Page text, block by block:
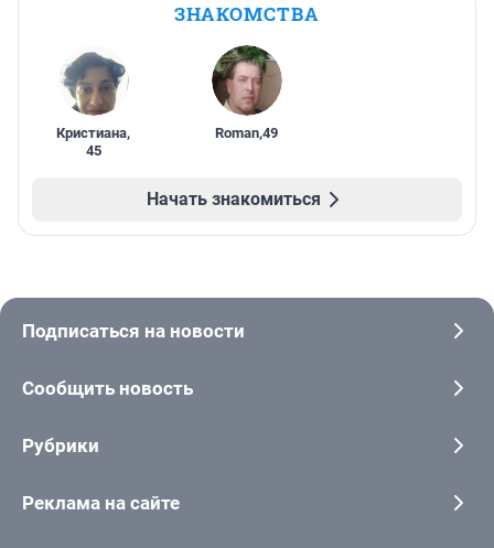
ЗНАКОМСТВА
Кристиана,
45
Roman,49
Начать знакомиться
Подписаться на новости
Сообщить новость
Рубрики
Реклама на сайте